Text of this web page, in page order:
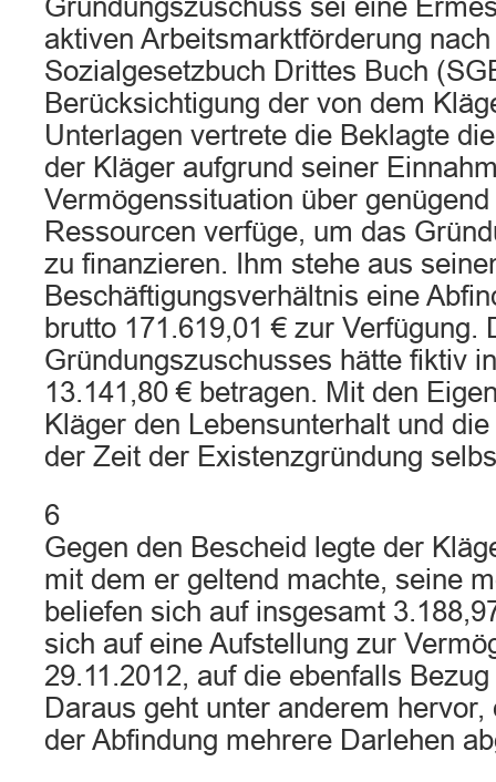
Gründungszuschuss sei eine
aktiven Arbeitsmarktförderung
Sozialgesetzbuch Drittes Buch
Berücksichtigung der von dem
Unterlagen vertrete die Beklagte
der Kläger aufgrund seiner
Vermögenssituation über
Ressourcen verfüge, um das
zu finanzieren. Ihm stehe aus
Beschäftigungsverhältnis eine
brutto 171.619,01 € zur Verfügung.
Gründungszuschusses hätte fiktiv
13.141,80 € betragen. Mit den
Kläger den Lebensunterhalt und
der Zeit der Existenzgründung
6
Gegen den Bescheid legte der
mit dem er geltend machte, seine
beliefen sich auf insgesamt
sich auf eine Aufstellung zur
29.11.2012, auf die ebenfalls
Daraus geht unter anderem
der Abfindung mehrere Darlehen